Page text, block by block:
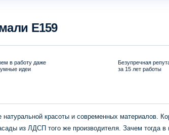
Е159
в работу даже
идеи
Безупречная
за 15 лет работы
красоты и современных материалов.
из ЛДСП того же производителя. Зачем тогда в